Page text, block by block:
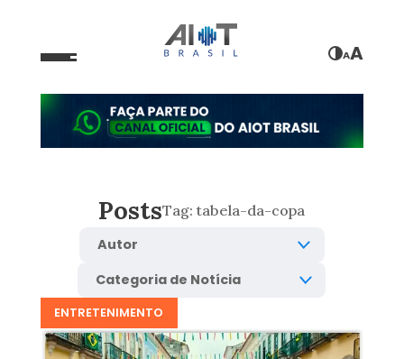
AA
PostsTag:tabela-da-copa
ENTRETENIMENTO